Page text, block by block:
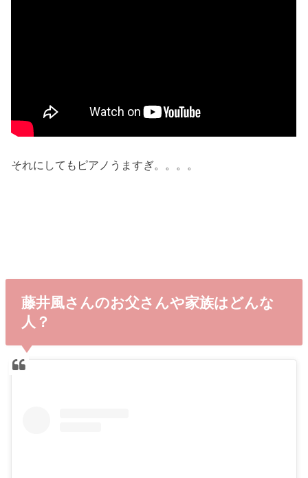
それにしてもピアノうますぎ。。。。
藤井風さんのお父さんや家族はどんな
人？